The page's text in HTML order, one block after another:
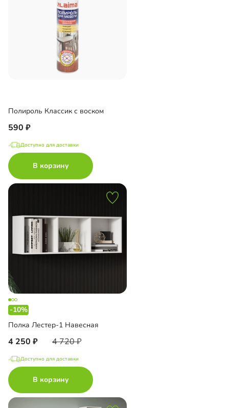
Полироль Классик с воском
590
Доступно для доставки
В корзину
-10%
Полка Лестер-1 Навесная
4 250 4 720
Доступно для доставки
В корзину